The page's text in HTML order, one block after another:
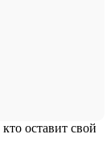
оставит свой